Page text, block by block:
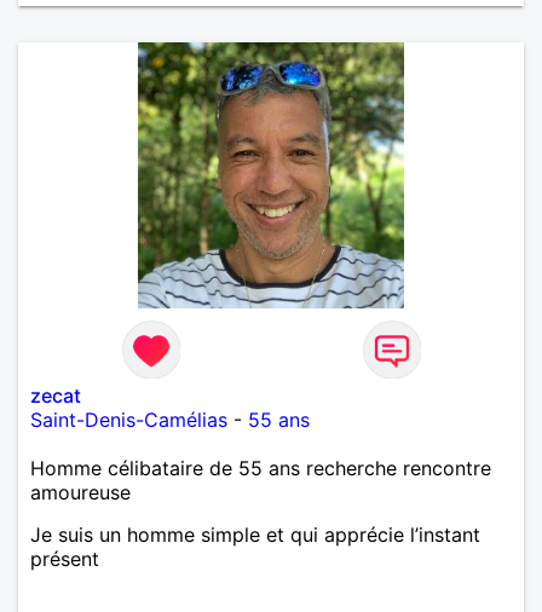
zecat
Saint-Denis-Camélias - 55 ans
Homme célibataire de 55 ans recherche rencontre
amoureuse
Je suis un homme simple et qui apprécie l’instant
présent